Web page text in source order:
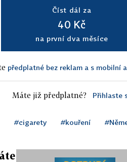
Číst dál za
40 Kč
na první dva měsíce
předplatné bez reklam a s mobilní
Máte již předplatné? Přihlaste
#cigarety #kouření